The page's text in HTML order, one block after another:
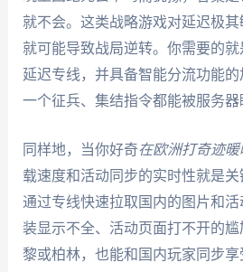
就不会。这类战略游戏对延迟极
就可能导致战局逆转。你需要的
延迟专线，并具备智能分流功能
一个征兵、集结指令都能被服务器
同样地，当你好奇在欧洲打奇迹暖
载速度和活动同步的实时性就是
通过专线快速拉取国内的图片和
装显示不全、活动页面打不开的
黎或柏林，也能和国内玩家同步享